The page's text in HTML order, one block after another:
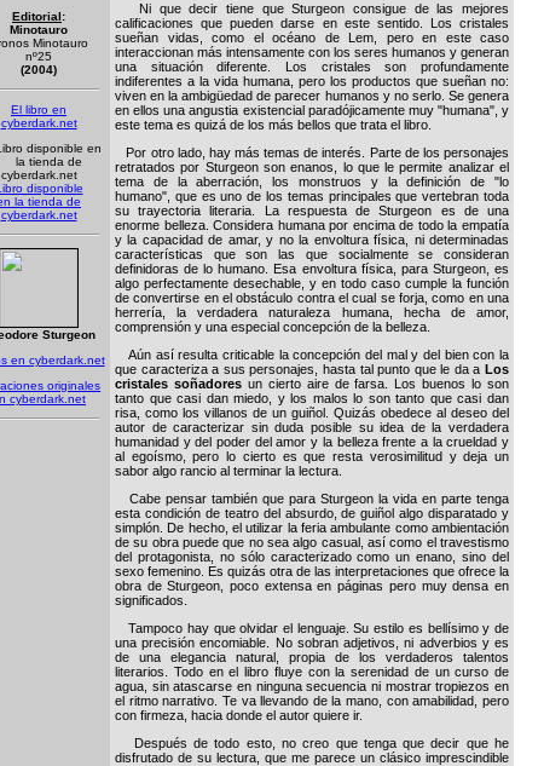
Editorial:
Minotauro
Minotauro
nº25
(2004)
El libro en
cyberdark.net
disponible
la tienda de
cyberdark.net
Sturgeon
en cyberdark.net
originales
cyberdark.net
Ni que decir tiene que Sturgeon consigue de las mejores
calificaciones que pueden darse en este sentido. Los cristales
sueñan vidas, como el océano de Lem, pero en este caso
interaccionan más intensamente con los seres humanos y generan
una situación diferente. Los cristales son profundamente
indiferentes a la vida humana, pero los productos que sueñan no:
viven en la ambigüedad de parecer humanos y no serlo. Se genera
en ellos una angustia existencial paradójicamente muy "humana", y
este tema es quizá de los más bellos que trata el libro.
Por otro lado, hay más temas de interés. Parte de los personajes
retratados por Sturgeon son enanos, lo que le permite analizar el
tema de la aberración, los monstruos y la definición de "lo
humano", que es uno de los temas principales que vertebran toda
su trayectoria literaria. La respuesta de Sturgeon es de una
enorme belleza. Considera humana por encima de todo la empatía
y la capacidad de amar, y no la envoltura física, ni determinadas
características que son las que socialmente se consideran
definidoras de lo humano. Esa envoltura física, para Sturgeon, es
algo perfectamente desechable, y en todo caso cumple la función
de convertirse en el obstáculo contra el cual se forja, como en una
herrería, la verdadera naturaleza humana, hecha de amor,
comprensión y una especial concepción de la belleza.
Aún así resulta criticable la concepción del mal y del bien con la
que caracteriza a sus personajes, hasta tal punto que le da a Los
cristales soñadoresun cierto aire de farsa. Los buenos lo son
tanto que casi dan miedo, y los malos lo son tanto que casi dan
risa, como los villanos de un guiñol. Quizás obedece al deseo del
autor de caracterizar sin duda posible su idea de la verdadera
humanidad y del poder del amor y la belleza frente a la crueldad y
al egoísmo, pero lo cierto es que resta verosimilitud y deja un
sabor algo rancio al terminar la lectura.
Cabe pensar también que para Sturgeon la vida en parte tenga
esta condición de teatro del absurdo, de guiñol algo disparatado y
simplón. De hecho, el utilizar la feria ambulante como ambientación
de su obra puede que no sea algo casual, así como el travestismo
del protagonista, no sólo caracterizado como un enano, sino del
sexo femenino. Es quizás otra de las interpretaciones que ofrece la
obra de Sturgeon, poco extensa en páginas pero muy densa en
significados.
Tampoco hay que olvidar el lenguaje. Su estilo es bellísimo y de
una precisión encomiable. No sobran adjetivos, ni adverbios y es
de una elegancia natural, propia de los verdaderos talentos
literarios. Todo en el libro fluye con la serenidad de un curso de
agua, sin atascarse en ninguna secuencia ni mostrar tropiezos en
el ritmo narrativo. Te va llevando de la mano, con amabilidad, pero
con firmeza, hacia donde el autor quiere ir.
Después de todo esto, no creo que tenga que decir que he
disfrutado de su lectura, que me parece un clásico imprescindible